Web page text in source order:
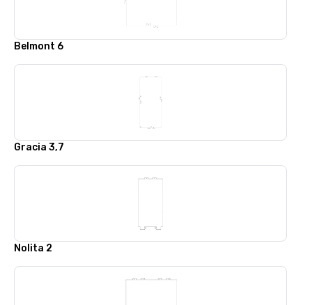
Belmont 6
Gracia 3,7
Nolita 2